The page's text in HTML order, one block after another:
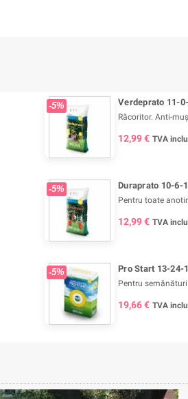
-5% Verdeprato 11-
Răcoritor. Anti-
12,99 € TVA
-5% Duraprato 10-6-
Pentru toate
12,99 € TVA
-5% Pro Start 13-24-
Pentru
19,66 € TVA